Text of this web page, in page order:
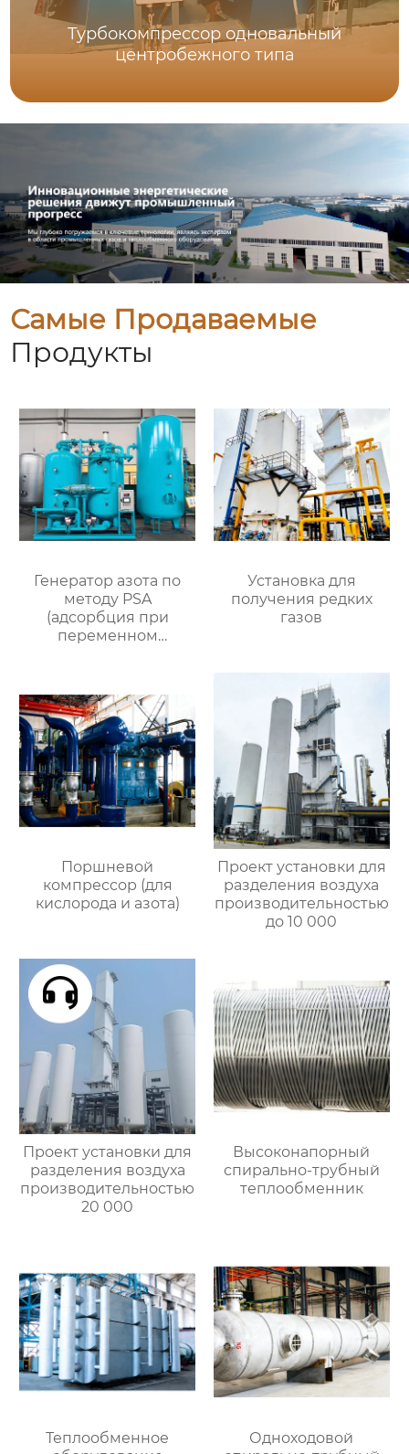
Турбокомпрессор одновальный
центробежного типа
Самые Продаваемые
Продукты
Генератор азота по
методу PSA
(адсорбция при
переменном
Установка для
получения редких
газов
Поршневой
компрессор (для
кислорода и азота)
Проект установки для
разделения воздуха
производительностью
до 10 000
Проект установки для
разделения воздуха
производительностью
20 000
Высоконапорный
спирально-трубный
теплообменник
Теплообменное
Одноходовой